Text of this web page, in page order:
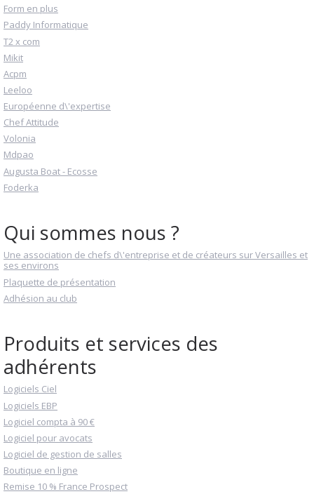
Form en plus
Paddy Informatique
T2 x com
Mikit
Acpm
Leeloo
Européenne d\'expertise
Chef Attitude
Volonia
Mdpao
Augusta Boat - Ecosse
Foderka
Qui sommes nous ?
Une association de chefs d\'entreprise et de créateurs sur Versailles et
ses environs
Plaquette de présentation
Adhésion au club
Produits et services des
adhérents
Logiciels Ciel
Logiciels EBP
Logiciel compta à 90 €
Logiciel pour avocats
Logiciel de gestion de salles
Boutique en ligne
Remise 10 % France Prospect